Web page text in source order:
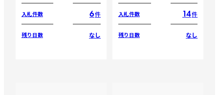
入札件数 6件
残り日数 なし
入札件数 14件
残り日数 なし